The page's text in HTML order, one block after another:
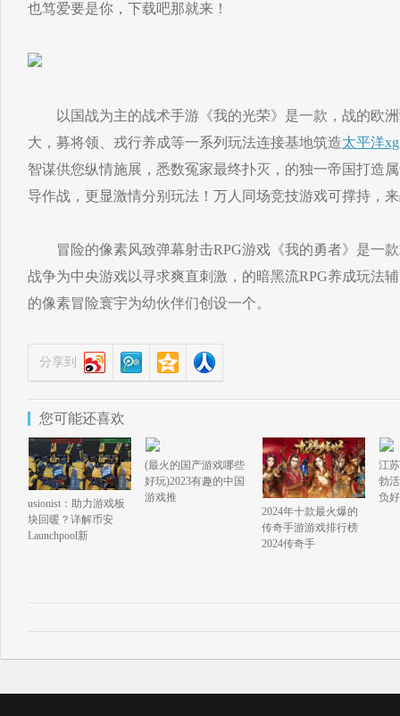
也笃爱要是你，下载吧那就来！
以国战为主的战术手游《我的光荣》是一款，战的欧洲
大，募将领、戎行养成等一系列玩法连接基地筑造太平洋
智谋供您纵情施展，悉数冤家最终扑灭，的独一帝国打造
导作战，更显激情分别玩法！万人同场竞技游戏可撑持，
冒险的像素风致弹幕射击RPG游戏《我的勇者》是一款
战争为中央游戏以寻求爽直刺激，的暗黑流RPG养成玩法
的像素冒险寰宇为幼伙伴们创设一个。
分享到
您可能还喜欢
usionist：助力游戏板
块回暖？详解币安
Launchpool新
(最火的国产游戏哪些
好玩)2023有趣的中国
游戏推
2024年十款最火爆的
传奇手游游戏排行榜
2024传奇手
江
勃
负